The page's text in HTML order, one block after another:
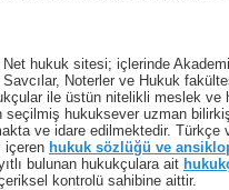
hukuk sitesi; içlerinde
Savcılar, Noterler ve Hukuk
ile üstün nitelikli meslek ve
seçilmiş hukuksever uzman
ve idare edilmektedir. Türkçe
içeren hukuk sözlüğü ve
bulunan hukukçulara ait
kontrolü sahibine aittir.